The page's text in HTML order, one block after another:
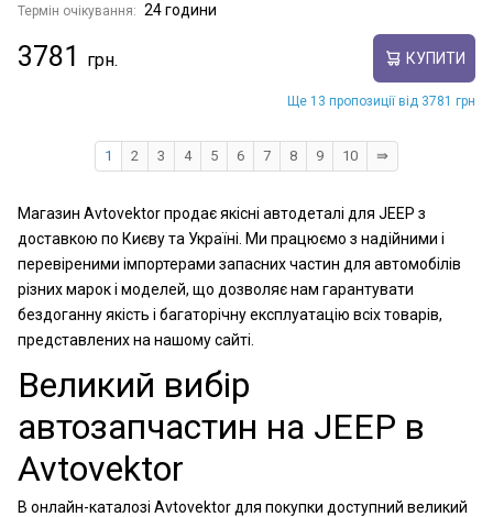
Термін очікування: 24 години
3781 КУПИТИ
Ще 13 пропозиції від 3781 грн
1 2 3 4 5 6 7 8 9 10 ⇛
Магазин Avtovektor продає якісні автодеталі для JEEP з
доставкою по Києву та Україні. Ми працюємо з надійними і
перевіреними імпортерами запасних частин для автомобілів
різних марок і моделей, що дозволяє нам гарантувати
бездоганну якість і багаторічну експлуатацію всіх товарів,
представлених на нашому сайті.
Великий вибір
автозапчастин на JEEP в
Avtovektor
В онлайн-каталозі Avtovektor для покупки доступний великий